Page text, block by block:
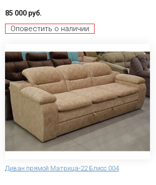
85 000 руб.
Оповестить о наличии
Диван прямой Матрица-22 Блисс 004